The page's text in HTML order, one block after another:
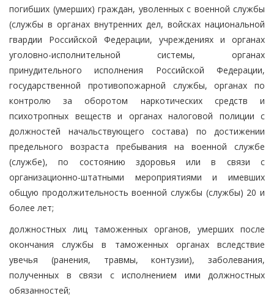
погибших (умерших) граждан, уволенных с военной службы
(службы в органах внутренних дел, войсках национальной
гвардии Российской Федерации, учреждениях и органах
уголовно-исполнительной системы, органах
принудительного исполнения Российской Федерации,
государственной противопожарной службы, органах по
контролю за оборотом наркотических средств и
психотропных веществ и органах налоговой полиции с
должностей начальствующего состава) по достижении
предельного возраста пребывания на военной службе
(службе), по состоянию здоровья или в связи с
организационно-штатными мероприятиями и имевших
общую продолжительность военной службы (службы) 20 и
более лет;
должностных лиц таможенных органов, умерших после
окончания службы в таможенных органах вследствие
увечья (ранения, травмы, контузии), заболевания,
полученных в связи с исполнением ими должностных
обязанностей;